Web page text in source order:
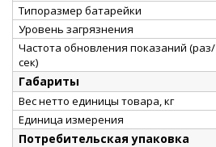
Типоразмер батарейки
Уровень загрязнения
Частота обновления показаний (раз/
сек)
Габариты
Вес нетто единицы товара, кг
Единица измерения
Потребительская упаковка